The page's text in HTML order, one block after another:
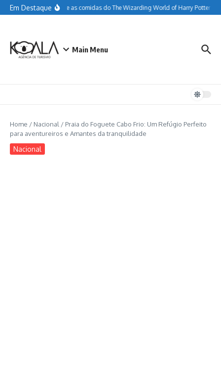
Ir para o conteúdo
Em DestaqueTudo sobre as comidas do The Wizarding World of Harry Potter
Main Menu
Home / Nacional / Praia do Foguete Cabo Frio: Um Refúgio Perfeito
para aventureiros e Amantes da tranquilidade
Nacional